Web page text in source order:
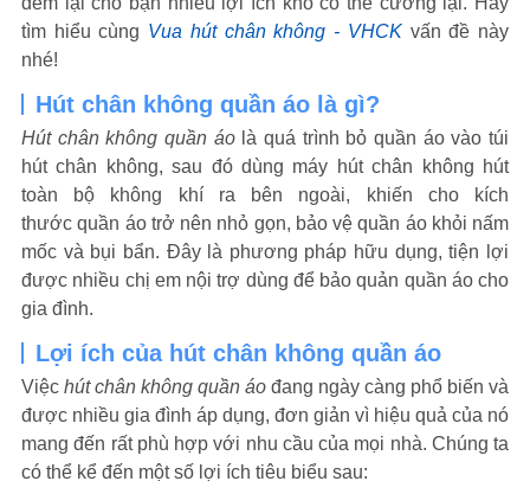
tìm hiểu cùng Vua hút chân không - VHCKvấn đề này
nhé!
Hút chân không quần áo là gì?
Hút chân không quần áolà quá trình bỏ quần áo vào túi
hút chân không, sau đó dùng máy hút chân không hút
toàn bộ không khí ra bên ngoài, khiến cho kích
thước quần áo trở nên nhỏ gọn, bảo vệ quần áo khỏi nấm
mốc và bụi bẩn. Đây là phương pháp hữu dụng, tiện lợi
được nhiều chị em nội trợ dùng để bảo quản quần áo cho
gia đình.
Lợi ích của hút chân không quần áo
Việc hút chân không quần áo đang ngày càng phổ biến và
được nhiều gia đình áp dụng, đơn giản vì hiệu quả của nó
mang đến rất phù hợp với nhu cầu của mọi nhà. Chúng ta
có thể kể đến một số lợi ích tiêu biểu sau: